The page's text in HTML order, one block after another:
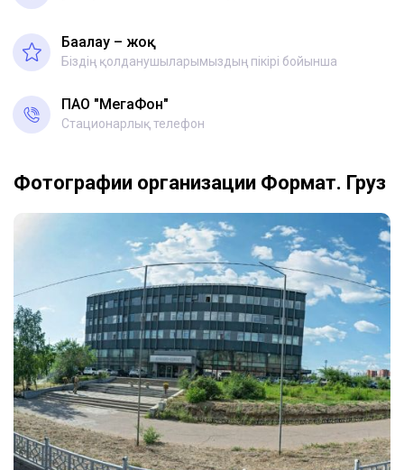
Бағалау – жоқ
Біздің қолданушыларымыздың пікірі бойынша
ПАО "МегаФон"
Стационарлық телефон
Фотографии организации Формат. Груз